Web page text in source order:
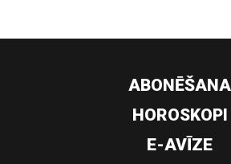
ABONĒŠANA
HOROSKOPI
E-AVĪZE